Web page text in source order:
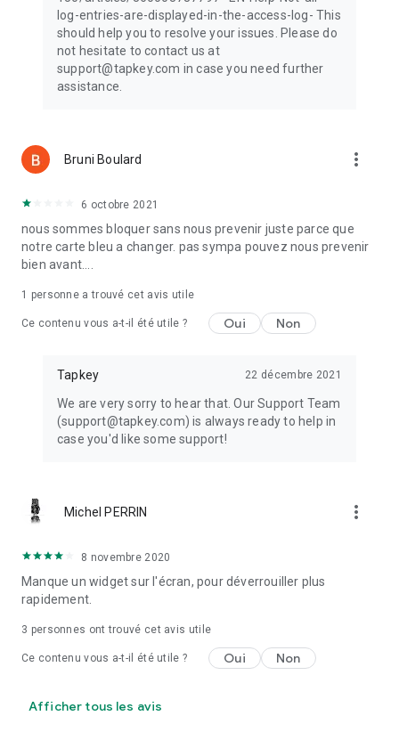
log-entries-are-displayed-in-the-access-log- This
should help you to resolve your issues. Please do
not hesitate to contact us at
support@tapkey.com in case you need further
assistance.
Bruni Boulard more_vert
6 octobre 2021
nous sommes bloquer sans nous prevenir juste parce que
notre carte bleu a changer. pas sympa pouvez nous prevenir
bien avant....
1 personne a trouvé cet avis utile
Ce contenu vous a-t-il été utile ? Oui Non
Tapkey 22 décembre 2021
We are very sorry to hear that. Our Support Team
(support@tapkey.com) is always ready to help in
case you'd like some support!
Michel PERRIN more_vert
8 novembre 2020
Manque un widget sur l'écran, pour déverrouiller plus
rapidement.
3 personnes ont trouvé cet avis utile
Ce contenu vous a-t-il été utile ? Oui Non
Afficher tous les avis